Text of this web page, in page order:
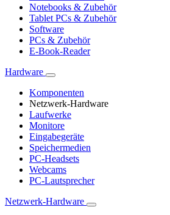
Notebooks & Zubehör
Tablet PCs & Zubehör
Software
PCs & Zubehör
E-Book-Reader
Hardware
Komponenten
Netzwerk-Hardware
Laufwerke
Monitore
Eingabegeräte
Speichermedien
PC-Headsets
Webcams
PC-Lautsprecher
Netzwerk-Hardware